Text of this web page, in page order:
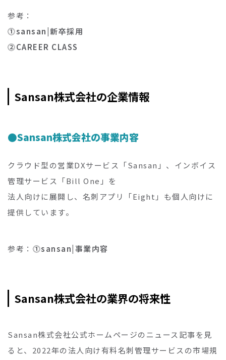
参考：
⓵sansan|新卒採用
⓶CAREER CLASS
Sansan株式会社の企業情報
Sansan株式会社の事業内容
クラウド型の営業DXサービス「Sansan」、インボイス
管理サービス「Bill One」を
法人向けに展開し、名刺アプリ「Eight」も個人向けに
提供しています。
参考： ⓵sansan|事業内容
Sansan株式会社の業界の将来性
Sansan株式会社公式ホームページのニュース記事を見
ると、2022年の法人向け有料名刺管理サービスの市場規